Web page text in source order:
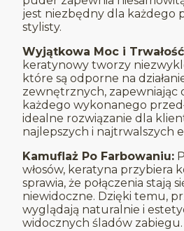
jest niezbędny dla każdego
stylisty.
Wyjątkowa Moc i
keratynowy tworzy
które są odporne na
zewnętrznych, zapewniając
każdego wykonanego
idealne rozwiązanie dla
najlepszych i najtrwalszych
Kamuflaż Po Farbowaniu:
włosów, keratyna przybiera
sprawia, że połączenia stają
niewidoczne. Dzięki temu,
wyglądają naturalnie i
widocznych śladów zabiegu.